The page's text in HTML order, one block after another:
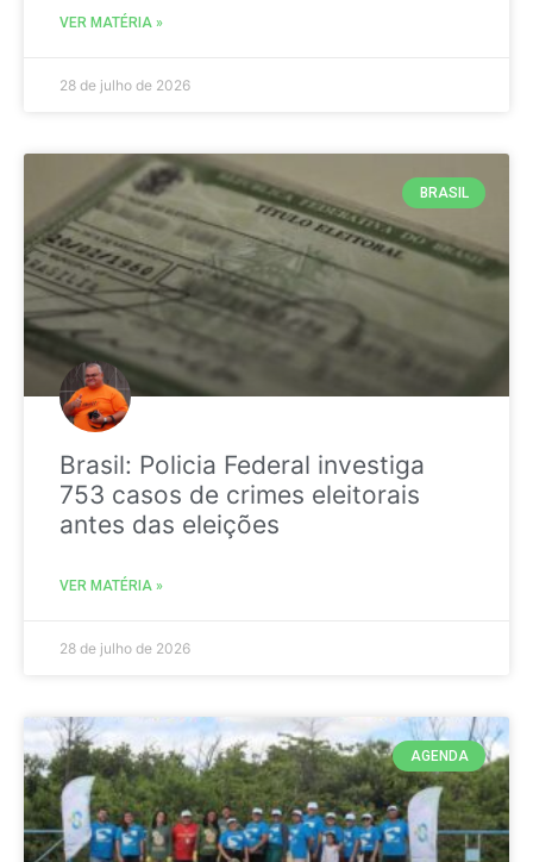
VER MATÉRIA »
28 de julho de 2026
BRASIL
Brasil: Policia Federal investiga
753 casos de crimes eleitorais
antes das eleições
VER MATÉRIA »
28 de julho de 2026
AGENDA